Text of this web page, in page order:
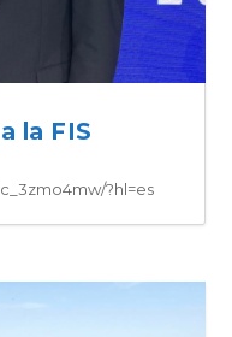
la FIS
?hl=es